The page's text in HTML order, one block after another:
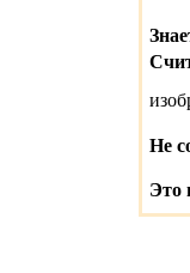
Не
Это